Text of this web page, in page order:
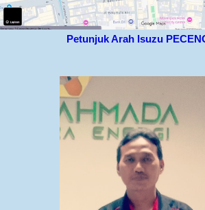
Petunjuk Arah Isuzu